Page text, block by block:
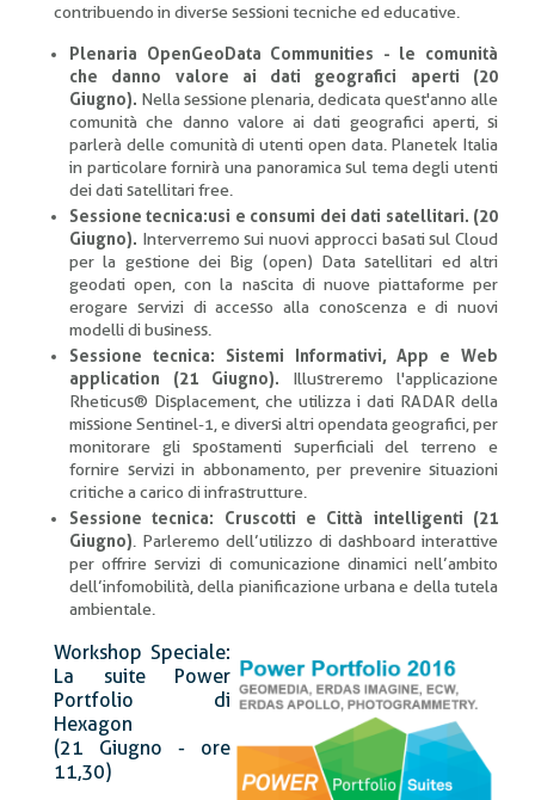
contribuendo in diverse sessioni tecniche ed educative.
Plenaria OpenGeoData Communities - le comunità
che danno valore ai dati geografici aperti (20
Giugno). Nella sessione plenaria, dedicata quest'anno alle
comunità che danno valore ai dati geografici aperti, si
parlerà delle comunità di utenti open data. Planetek Italia
in particolare fornirà una panoramica sul tema degli utenti
dei dati satellitari free.
Sessione tecnica:usi e consumi dei dati satellitari. (20
Giugno). Interverremo sui nuovi approcci basati sul Cloud
per la gestione dei Big (open) Data satellitari ed altri
geodati open, con la nascita di nuove piattaforme per
erogare servizi di accesso alla conoscenza e di nuovi
modelli di business.
Sessione tecnica: Sistemi Informativi, App e Web
application (21 Giugno). Illustreremo l'applicazione
Rheticus® Displacement, che utilizza i dati RADAR della
missione Sentinel-1, e diversi altri opendata geografici, per
monitorare gli spostamenti superficiali del terreno e
fornire servizi in abbonamento, per prevenire situazioni
critiche a carico di infrastrutture.
Sessione tecnica: Cruscotti e Città intelligenti (21
Giugno) . Parleremo dell’utilizzo di dashboard interattive
per offrire servizi di comunicazione dinamici nell’ambito
dell’infomobilità, della pianificazione urbana e della tutela
ambientale.
Workshop Speciale:
La suite Power
Portfolio di
Hexagon
(21 Giugno - ore
11,30)